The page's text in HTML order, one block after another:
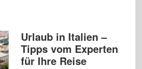
Urlaub in Italien –
Tipps vom Experten
für Ihre Reise